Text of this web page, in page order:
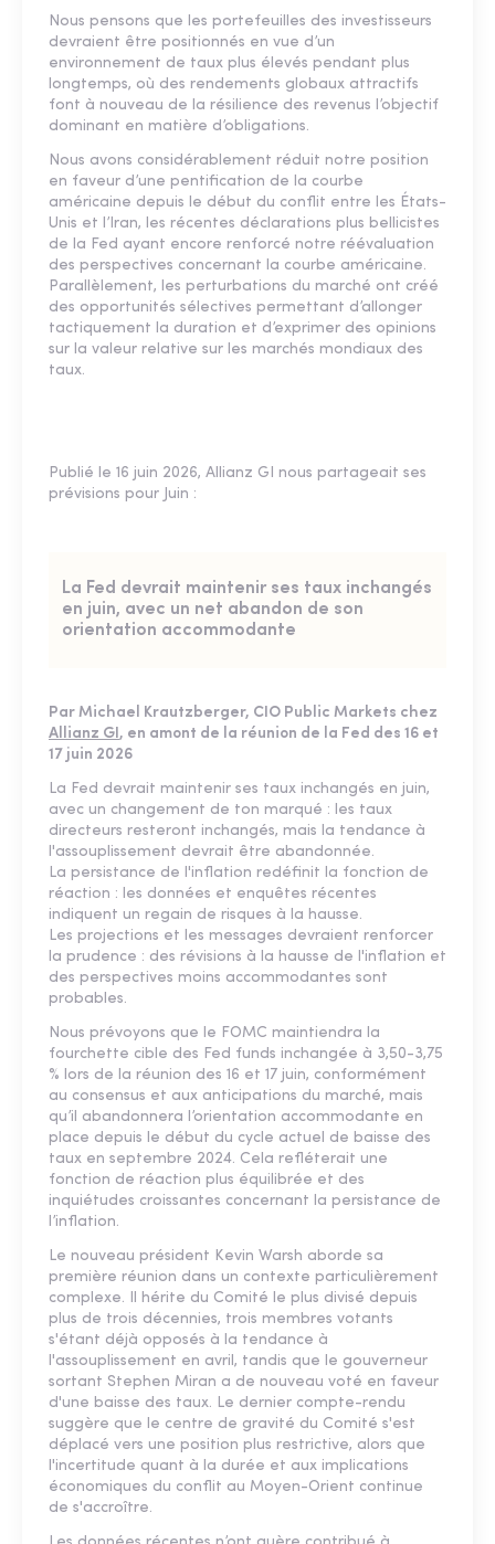
Nous pensons que les portefeuilles des investisseurs
devraient être positionnés en vue d’un
environnement de taux plus élevés pendant plus
longtemps, où des rendements globaux attractifs
font à nouveau de la résilience des revenus l’objectif
dominant en matière d’obligations.
Nous avons considérablement réduit notre position
en faveur d’une pentification de la courbe
américaine depuis le début du conflit entre les États-
Unis et l’Iran, les récentes déclarations plus bellicistes
de la Fed ayant encore renforcé notre réévaluation
des perspectives concernant la courbe américaine.
Parallèlement, les perturbations du marché ont créé
des opportunités sélectives permettant d’allonger
tactiquement la duration et d’exprimer des opinions
sur la valeur relative sur les marchés mondiaux des
taux.
Publié le 16 juin 2026, Allianz GI nous partageait ses
prévisions pour Juin :
La Fed devrait maintenir ses taux inchangés
en juin, avec un net abandon de son
orientation accommodante
Par Michael Krautzberger, CIO Public Markets chez
Allianz GI, en amont de la réunion de la Fed des 16 et
17 juin 2026
La Fed devrait maintenir ses taux inchangés en juin,
avec un changement de ton marqué : les taux
directeurs resteront inchangés, mais la tendance à
l'assouplissement devrait être abandonnée.
La persistance de l'inflation redéfinit la fonction de
réaction : les données et enquêtes récentes
indiquent un regain de risques à la hausse.
Les projections et les messages devraient renforcer
la prudence : des révisions à la hausse de l'inflation et
des perspectives moins accommodantes sont
probables.
Nous prévoyons que le FOMC maintiendra la
fourchette cible des Fed funds inchangée à 3,50-3,75
% lors de la réunion des 16 et 17 juin, conformément
au consensus et aux anticipations du marché, mais
qu’il abandonnera l’orientation accommodante en
place depuis le début du cycle actuel de baisse des
taux en septembre 2024. Cela refléterait une
fonction de réaction plus équilibrée et des
inquiétudes croissantes concernant la persistance de
l’inflation.
Le nouveau président Kevin Warsh aborde sa
première réunion dans un contexte particulièrement
complexe. Il hérite du Comité le plus divisé depuis
plus de trois décennies, trois membres votants
s'étant déjà opposés à la tendance à
l'assouplissement en avril, tandis que le gouverneur
sortant Stephen Miran a de nouveau voté en faveur
d'une baisse des taux. Le dernier compte-rendu
suggère que le centre de gravité du Comité s'est
déplacé vers une position plus restrictive, alors que
l'incertitude quant à la durée et aux implications
économiques du conflit au Moyen-Orient continue
de s'accroître.